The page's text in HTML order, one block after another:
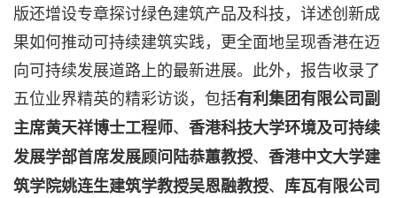
版还增设专章探讨绿色建筑产品及科技，详述创新成
果如何推动可持续建筑实践，更全面地呈现香港在迈
向可持续发展道路上的最新进展。此外，报告收录了
五位业界精英的精彩访谈，包括有利集团有限公司副
主席黄天祥博士工程师、 香港科技大学环境及可持续
发展学部首席发展顾问陆恭蕙教授、 香港中文大学建
筑学院姚连生建筑学教授吴恩融教授、 库瓦有限公司